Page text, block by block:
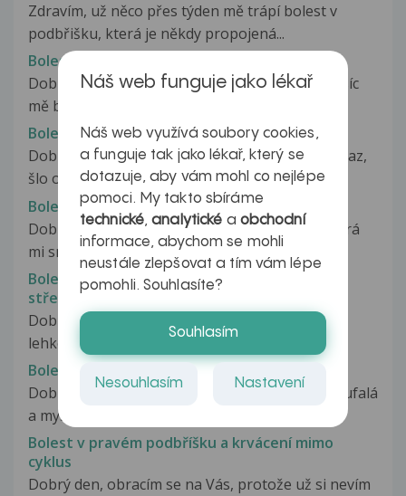
Zdravím, už něco přes týden mě trápí bolest v
podbřišku, která je někdy propojená...
Bolest v pravém podbřišku
Dobrý den, chtěla bych se zeptat, už víc jak měsíc
mě bolí v pravém podbřišku,...
Bolest v pravém podbříšku
Dobrý den, již před měsícem jsem zde psala dotaz,
šlo o bolest v pravém podbříšku,...
Bolest v pravém podbřišku
Dobrý den, píší vám jako poslední variantě, která
mi snad poradí. Víc jak měsíc...
Bolest v pravém podbřišku ? Zánět slepého
střeva?
Dobrý den, cca poslední měsíc jsem občas cítil
lehkou tupou bolest v pravém...
Bolest v pravém podbříšku a boku po námaze
Dobrý den, mám na vás dotaz jsem už lehce zoufalá
a myslím si že i doktoři...
Bolest v pravém podbříšku a krvácení mimo
cyklus
Dobrý den, obracím se na Vás, protože už si nevím
Náš web funguje jako lékař
Náš web využívá soubory cookies,
a funguje tak jako lékař, který se
dotazuje, aby vám mohl co nejlépe
pomoci. My takto sbíráme
technické,analytické a obchodní
informace, abychom se mohli
neustále zlepšovat a tím vám lépe
pomohli. Souhlasíte?
Souhlasím
Nesouhlasím Nastavení